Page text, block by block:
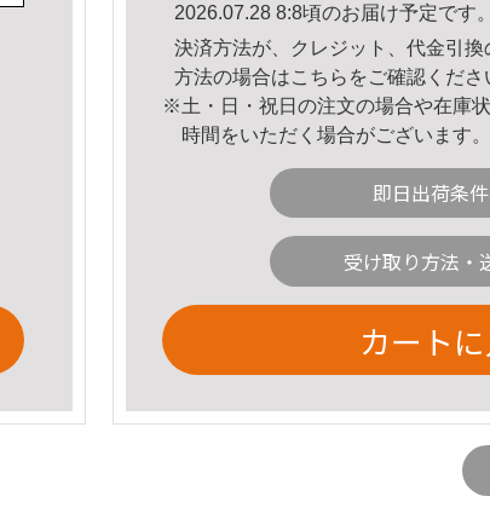
2026.07.28 8:8頃のお届け予定です。
決済方法が、クレジット、代金引
方法の場合はこちら をご確認くださ
※土・日・祝日の注文の場合や在庫
時間をいただく場合がございます。
即日出荷条
受け取り方法・
カート